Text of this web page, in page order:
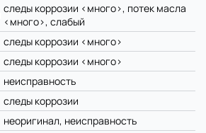
следы коррозии <много>, потек масла
<много>, слабый
следы коррозии <много>
следы коррозии <много>
неисправность
следы коррозии
неоригинал, неисправность